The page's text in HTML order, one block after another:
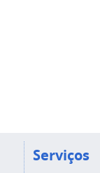
Serviços